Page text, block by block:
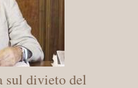
sul divieto del